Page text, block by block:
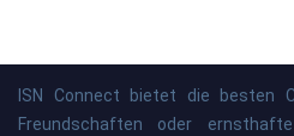
ISN Connect bietet die besten
Freundschaften oder